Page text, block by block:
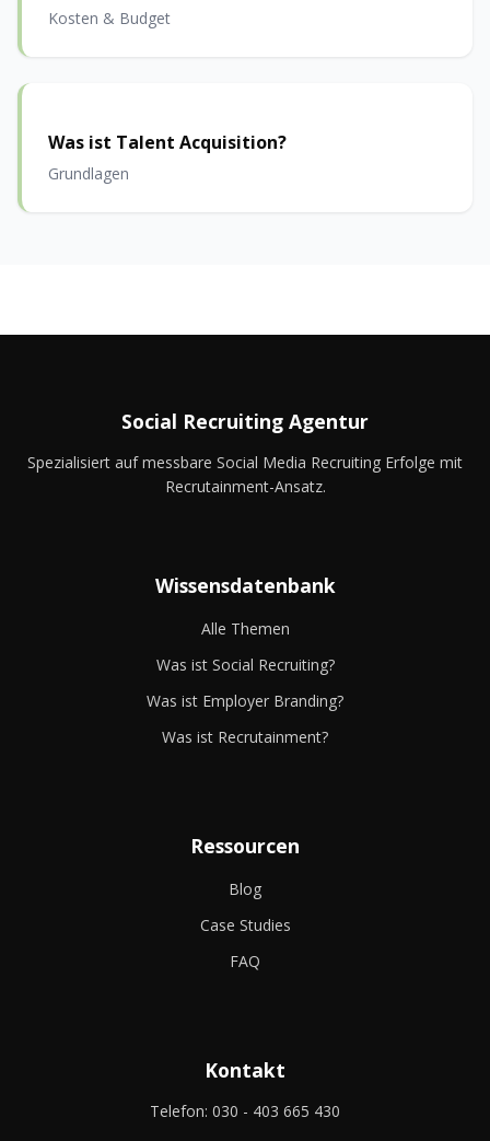
Kosten & Budget
Was ist Talent Acquisition?
Grundlagen
Social Recruiting Agentur
Spezialisiert auf messbare Social Media Recruiting Erfolge mit
Recrutainment-Ansatz.
Wissensdatenbank
Alle Themen
Was ist Social Recruiting?
Was ist Employer Branding?
Was ist Recrutainment?
Ressourcen
Blog
Case Studies
FAQ
Kontakt
Telefon: 030 - 403 665 430